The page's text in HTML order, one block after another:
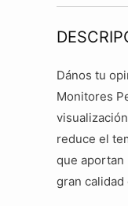
Dános tu
Monitores
reduce el
que aportan
gran